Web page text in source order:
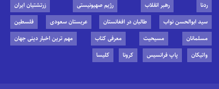
ردنا
رهبر انقلاب رژیم صهیونیستی
زرتشتیان ایران
سید ابوالحسن نواب
طالبان در افغانستان عربستان سعودی
فلسطین
مسلمانان
مسیحیت معرفی کتاب
مهم ترین اخبار دینی جهان
واتیکان
پاپ فرانسیس کرونا کلیسا